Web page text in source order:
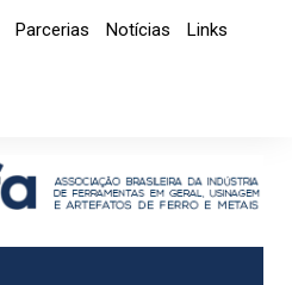
Parcerias Notícias
Links